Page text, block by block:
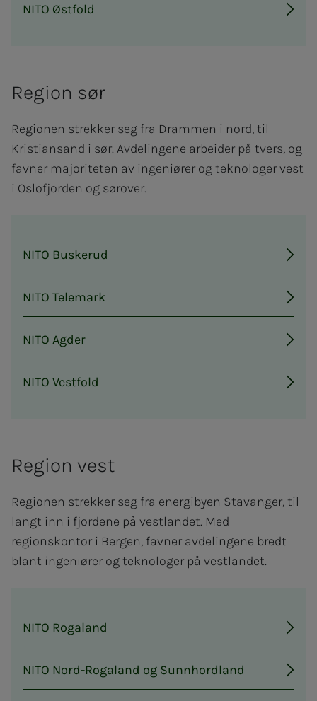
NITO Østfold
Region sør
Regionen strekker seg fra Drammen i nord, til
Kristiansand i sør. Avdelingene arbeider på tvers, og
favner majoriteten av ingeniører og teknologer vest
i Oslofjorden og sørover.
NITO Buskerud
NITO Telemark
NITO Agder
NITO Vestfold
Region vest
Regionen strekker seg fra energibyen Stavanger, til
langt inn i fjordene på vestlandet. Med
regionskontor i Bergen, favner avdelingene bredt
blant ingeniører og teknologer på vestlandet.
NITO Rogaland
NITO Nord-Rogaland og Sunnhordland